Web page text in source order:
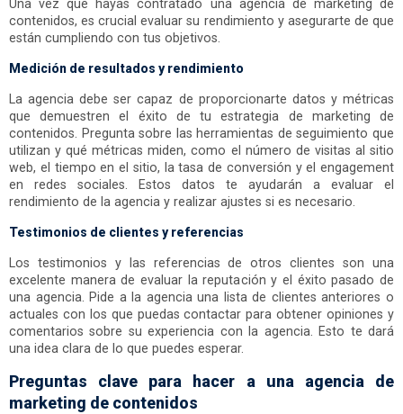
Una vez que hayas contratado una agencia de marketing de
contenidos, es crucial evaluar su rendimiento y asegurarte de que
están cumpliendo con tus objetivos.
Medición de resultados y rendimiento
La agencia debe ser capaz de proporcionarte datos y métricas
que demuestren el éxito de tu estrategia de marketing de
contenidos. Pregunta sobre las herramientas de seguimiento que
utilizan y qué métricas miden, como el número de visitas al sitio
web, el tiempo en el sitio, la tasa de conversión y el engagement
en redes sociales. Estos datos te ayudarán a evaluar el
rendimiento de la agencia y realizar ajustes si es necesario.
Testimonios de clientes y referencias
Los testimonios y las referencias de otros clientes son una
excelente manera de evaluar la reputación y el éxito pasado de
una agencia. Pide a la agencia una lista de clientes anteriores o
actuales con los que puedas contactar para obtener opiniones y
comentarios sobre su experiencia con la agencia. Esto te dará
una idea clara de lo que puedes esperar.
Preguntas clave para hacer a una agencia de
marketing de contenidos